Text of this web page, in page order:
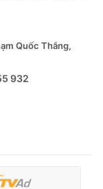
Quốc Thắng,
932